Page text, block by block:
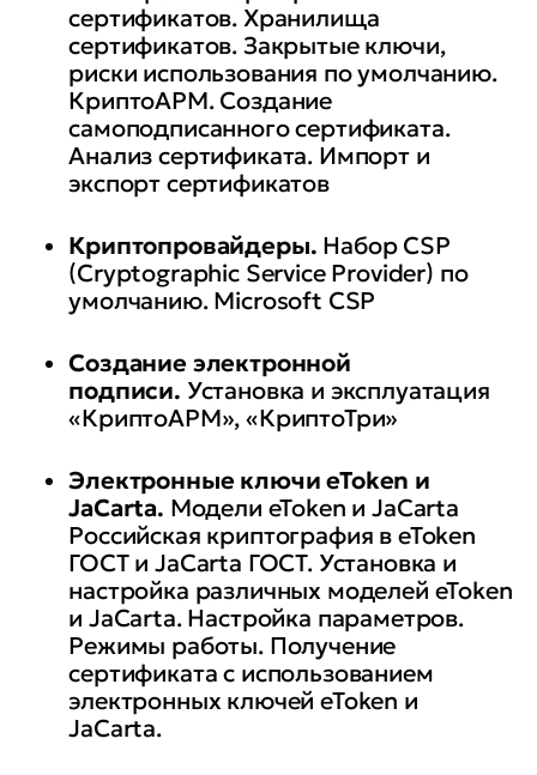
сертификатов. Хранилища
сертификатов. Закрытые ключи,
риски использования по умолчанию.
КриптоАРМ. Создание
самоподписанного сертификата.
Анализ сертификата. Импорт и
экспорт сертификатов
Криптопровайдеры. Набор CSP
(Cryptographic Service Provider) по
умолчанию. Microsoft CSP
Создание электронной
подписи. Установка и эксплуатация
«КриптоАРМ», «КриптоТри»
Электронные ключи eToken и
JaCarta. Модели eToken и JaCarta
Российская криптография в eToken
ГОСТ и JaCarta ГОСТ. Установка и
настройка различных моделей eToken
и JaCarta. Настройка параметров.
Режимы работы. Получение
сертификата с использованием
электронных ключей eToken и
JaCarta.